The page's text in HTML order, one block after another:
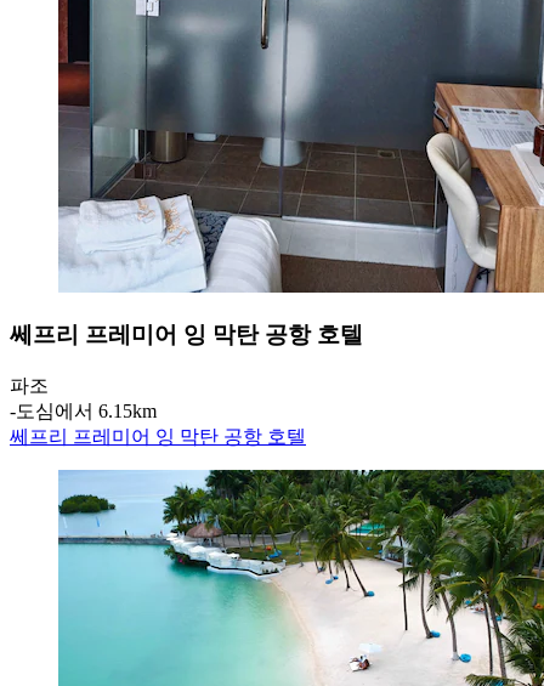
쎄프리 프레미어 잉 막탄 공항 호텔
파조
‐도심에서 6.15km
쎄프리 프레미어 잉 막탄 공항 호텔